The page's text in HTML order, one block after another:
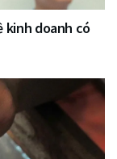
kinh doanh có